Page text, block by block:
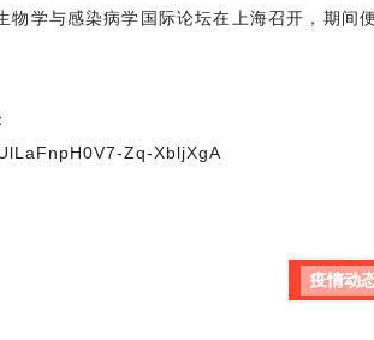
学与感染病学国际论坛在上海召开，期间
Zq-XbljXgA
疫情动